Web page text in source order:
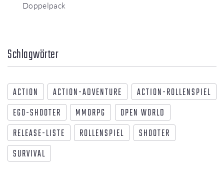
Doppelpack
Schlagwörter
ACTION ACTION-ADVENTURE
ACTION-ROLLENSPIEL
EGO-SHOOTER
MMORPG
OPEN WORLD
RELEASE-LISTE
ROLLENSPIEL
SHOOTER
SURVIVAL